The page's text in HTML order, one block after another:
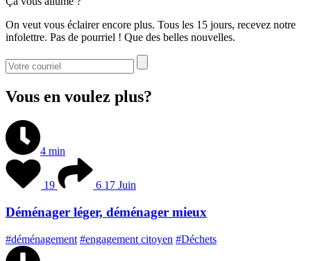
On veut vous éclairer encore plus. Tous les 15 jours, recevez notre
infolettre. Pas de pourriel ! Que des belles nouvelles.
Vous en voulez plus?
4 min
19 6 17 Juin
Déménager léger, déménager mieux
#déménagement #engagement citoyen #Déchets